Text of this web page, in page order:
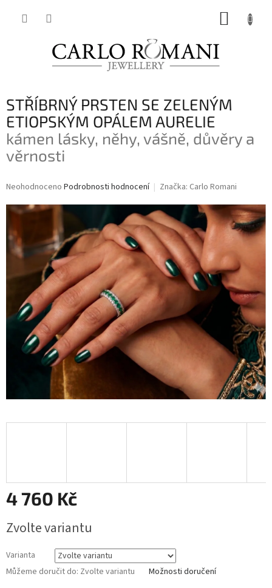
STŘÍBRNÝ PRSTEN SE ZELENÝM
ETIOPSKÝM OPÁLEM AURELIE
kámen lásky, něhy, vášně, důvěry a
věrnosti
Průměrné
produktu
0,0
hvězdiček.
Neohodnoceno Podrobnosti hodnocení Značka: Carlo Romani
4 760 Kč
cena:
Zvolte variantu
Varianta
Můžeme doručit do: Zvolte variantu Možnosti doručení